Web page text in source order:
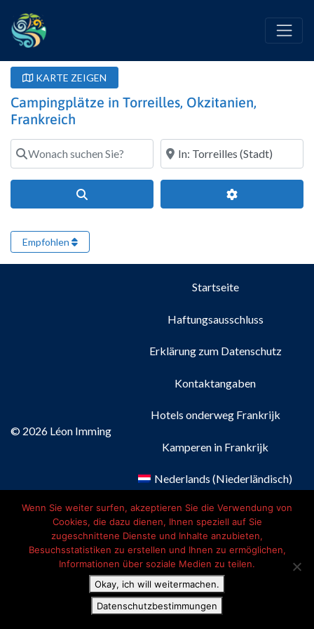
KARTE ZEIGEN
Campingplätze in Torreilles, Okzitanien,
Frankreich
Wonach suchen Sie? Wo?
Erweiterte
Empfohlen
© 2026 Léon Imming
Startseite
Haftungsausschluss
Erklärung zum Datenschutz
Kontaktangaben
Hotels onderweg Frankrijk
Kamperen in Frankrijk
Nederlands (Niederländisch)
Français( Französisch )
Deutsch
English(Englisch
Wenn Sie weiter surfen, akzeptieren Sie die Verwendung von
Cookies, die dazu dienen, Ihnen speziell auf Sie
zugeschnittene Dienste und Inhalte anzubieten,
Besuchsstatistiken zu erstellen und Ihnen zu ermöglichen,
Informationen über soziale Medien zu teilen.
Okay, ich will weitermachen.
Datenschutzbestimmungen